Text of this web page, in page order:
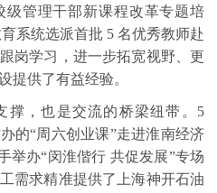
级管理干部新课程改革专题培
系统选派首批 5 名优秀教师赴
岗学习，进一步拓宽视野、更
提供了有益经验。
撑，也是交流的桥梁纽带。 5
的“周六创业课”走进淮南经济
举办“闵淮偕行 共促发展”专场
需求精准提供了上海神开石油